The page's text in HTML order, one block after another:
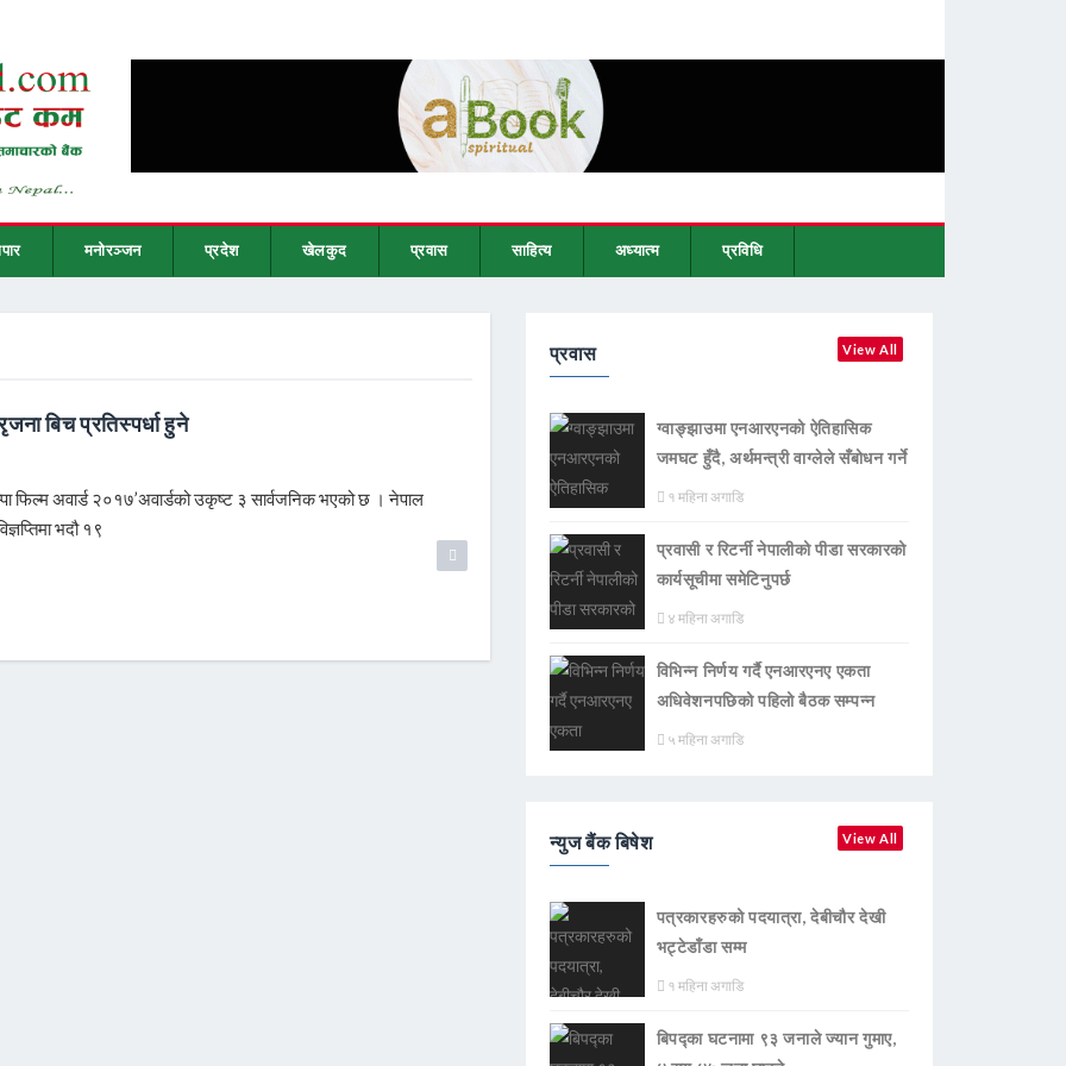
मनोरञ्जन प्रदेश खेलकुद प्रवास साहित्य अध्यात्म प्रविधि
बिच प्रतिस्पर्धा हुने
फिल्म अवार्ड २०१७’अवार्डको उकृष्ट ३ सार्वजनिक भएको छ । नेपाल
भदौ १९
प्रवास View All
ग्वाङ्झाउमा एनआरएनको ऐतिहासिक
जमघट हुँदै, अर्थमन्त्री वाग्लेले सँबोधन गर्ने
१ महिना अगाडि
प्रवासी र रिटर्नी नेपालीको पीडा सरकारको
कार्यसूचीमा समेटिनुपर्छ
४ महिना अगाडि
विभिन्न निर्णय गर्दै एनआरएनए एकता
अधिवेशनपछिको पहिलो बैठक सम्पन्न
५ महिना अगाडि
न्युज बैंक बिषेश View All
पत्रकारहरुको पदयात्रा, देबीचौर देखी
भट्टेडाँडा सम्म
१ महिना अगाडि
बिपद्का घटनामा ९३ जनाले ज्यान गुमाए,